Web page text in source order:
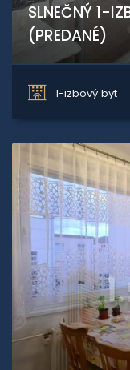
SLNEČNÝ 1-
(PREDANÉ)
1-izbový byt